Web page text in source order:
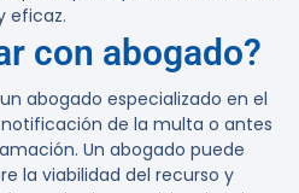
eficaz.
con abogado?
abogado especializado en el
de la multa o antes
Un abogado puede
la viabilidad del recurso y